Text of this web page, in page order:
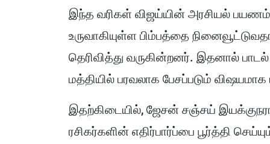
இந்த வரிகள் விஜய்யின் அரசியல் பயணம்,
உருவாகியுள்ள பிம்பத்தை
தெரிவித்து வருகின்றனர். இதனால்
மத்தியில் பரவலாக பேசப்படும் விஷயமாக
இதற்கிடையில், ஜேசன் சஞ்சய்
ரசிகர்களின் எதிர்பார்ப்பை பூர்த்தி